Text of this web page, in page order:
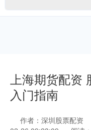
上海期货配资
入门指南
作者：深圳股票配资